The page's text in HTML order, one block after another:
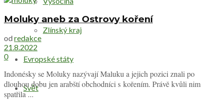
Zlínský kraj
Evropské státy
Svět
Moluky aneb za Ostrovy koření
od redakce
21.8.2022
0
Indonésky se Moluky nazývají Maluku a jejich pozici znali po
dlouhou dobu jen arabští obchodníci s kořením. Právě kvůli nim
spatřila ...